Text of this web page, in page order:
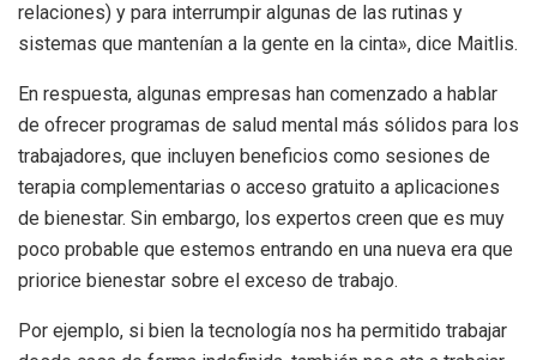
relaciones) y para interrumpir algunas de las rutinas y
sistemas que mantenían a la gente en la cinta», dice Maitlis.
En respuesta, algunas empresas han comenzado a hablar
de ofrecer programas de salud mental más sólidos para los
trabajadores, que incluyen beneficios como sesiones de
terapia complementarias o acceso gratuito a aplicaciones
de bienestar. Sin embargo, los expertos creen que es muy
poco probable que estemos entrando en una nueva era que
priorice bienestar sobre el exceso de trabajo.
Por ejemplo, si bien la tecnología nos ha permitido trabajar